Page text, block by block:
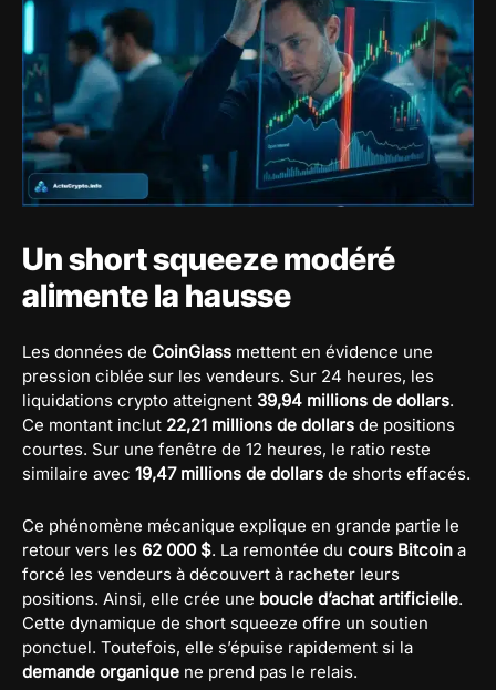
Un short squeeze modéré
alimente la hausse
Les données de CoinGlass mettent en évidence une
pression ciblée sur les vendeurs. Sur 24 heures, les
liquidations crypto atteignent 39,94 millions de dollars.
Ce montant inclut 22,21 millions de dollars de positions
courtes. Sur une fenêtre de 12 heures, le ratio reste
similaire avec 19,47 millions de dollars de shorts effacés.
Ce phénomène mécanique explique en grande partie le
retour vers les 62 000 $. La remontée du cours Bitcoin a
forcé les vendeurs à découvert à racheter leurs
positions. Ainsi, elle crée une boucle d’achat artificielle.
Cette dynamique de short squeeze offre un soutien
ponctuel. Toutefois, elle s’épuise rapidement si la
demande organique ne prend pas le relais.